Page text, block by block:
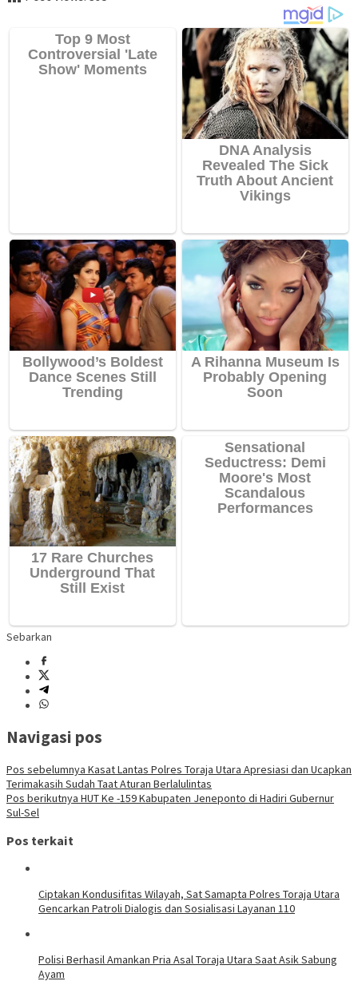
Sebarkan
Navigasi pos
Pos sebelumnya Kasat Lantas Polres Toraja Utara Apresiasi dan Ucapkan
Terimakasih Sudah Taat Aturan Berlalulintas
Pos berikutnya HUT Ke -159 Kabupaten Jeneponto di Hadiri Gubernur
Sul-Sel
Pos terkait
Ciptakan Kondusifitas Wilayah, Sat Samapta Polres Toraja Utara
Gencarkan Patroli Dialogis dan Sosialisasi Layanan 110
Polisi Berhasil Amankan Pria Asal Toraja Utara Saat Asik Sabung
Ayam